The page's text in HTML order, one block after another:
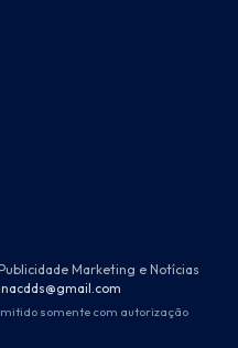
Marketing e Notícias
somente com autorização